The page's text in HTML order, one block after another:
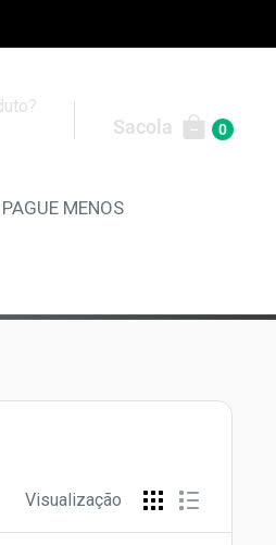
Sacola 0
MENOS
Visualização